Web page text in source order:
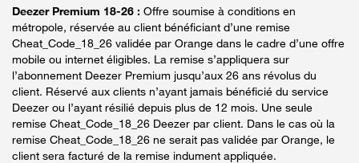
Deezer Premium 18-26 : Offre soumise à conditions en
métropole, réservée au client bénéficiant d’une remise
Cheat_Code_18_26 validée par Orange dans le cadre d’une offre
mobile ou internet éligibles. La remise s’appliquera sur
l’abonnement Deezer Premium jusqu’aux 26 ans révolus du
client. Réservé aux clients n’ayant jamais bénéficié du service
Deezer ou l’ayant résilié depuis plus de 12 mois. Une seule
remise Cheat_Code_18_26 Deezer par client. Dans le cas où la
remise Cheat_Code_18_26 ne serait pas validée par Orange, le
client sera facturé de la remise indument appliquée.